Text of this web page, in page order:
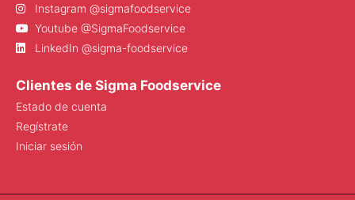
Instagram @sigmafoodservice
Youtube @SigmaFoodservice
LinkedIn @sigma-foodservice
Clientes de Sigma Foodservice
Estado de cuenta
Regístrate
Iniciar sesión